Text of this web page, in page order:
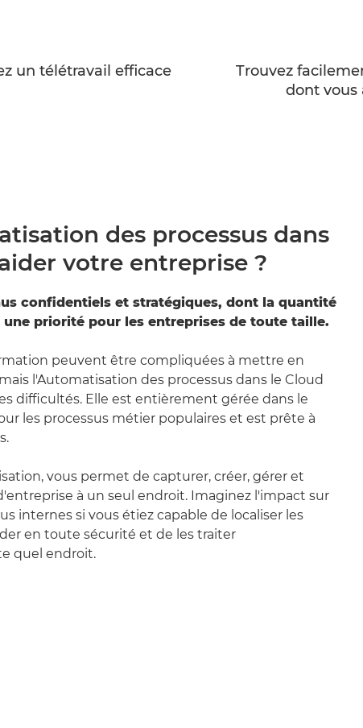
un télétravail efficace
Trouvez
dont vous
des processus dans
votre entreprise ?
confidentiels et stratégiques, dont la quantité
priorité pour les entreprises de toute taille.
peuvent être compliquées à mettre en
l'Automatisation des processus dans le Cloud
difficultés. Elle est entièrement gérée dans le
les processus métier populaires et est prête à
vous permet de capturer, créer, gérer et
à un seul endroit. Imaginez l'impact sur
internes si vous étiez capable de localiser les
en toute sécurité et de les traiter
quel endroit.